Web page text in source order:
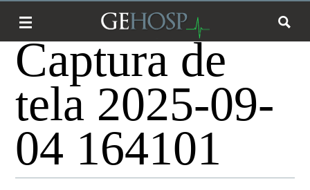
Captura de
tela 2025-09-
04 164101